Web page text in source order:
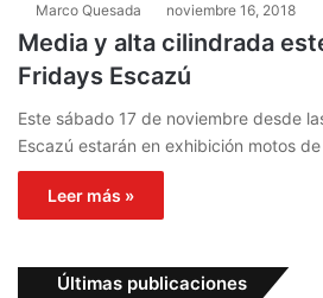
Marco Quesada noviembre 16, 2018
Media y alta cilindrada
Fridays Escazú
Este sábado 17 de noviembre desde
Escazú estarán en exhibición motos
Leer más »
Últimas publicaciones